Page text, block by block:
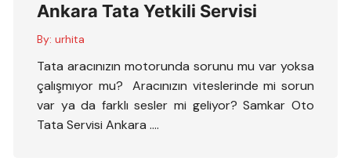
Ankara Tata Yetkili Servisi
By: urhita
Tata aracınızın motorunda sorunu mu var yoksa
çalışmıyor mu? Aracınızın viteslerinde mi sorun
var ya da farklı sesler mi geliyor? Samkar Oto
Tata Servisi Ankara ….